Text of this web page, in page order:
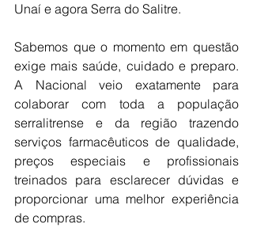
Unaí e agora Serra do Salitre.
Sabemos que o momento em questão
exige mais saúde, cuidado e preparo.
A Nacional veio exatamente para
colaborar com toda a população
serralitrense e da região trazendo
serviços farmacêuticos de qualidade,
preços especiais e profissionais
treinados para esclarecer dúvidas e
proporcionar uma melhor experiência
de compras.